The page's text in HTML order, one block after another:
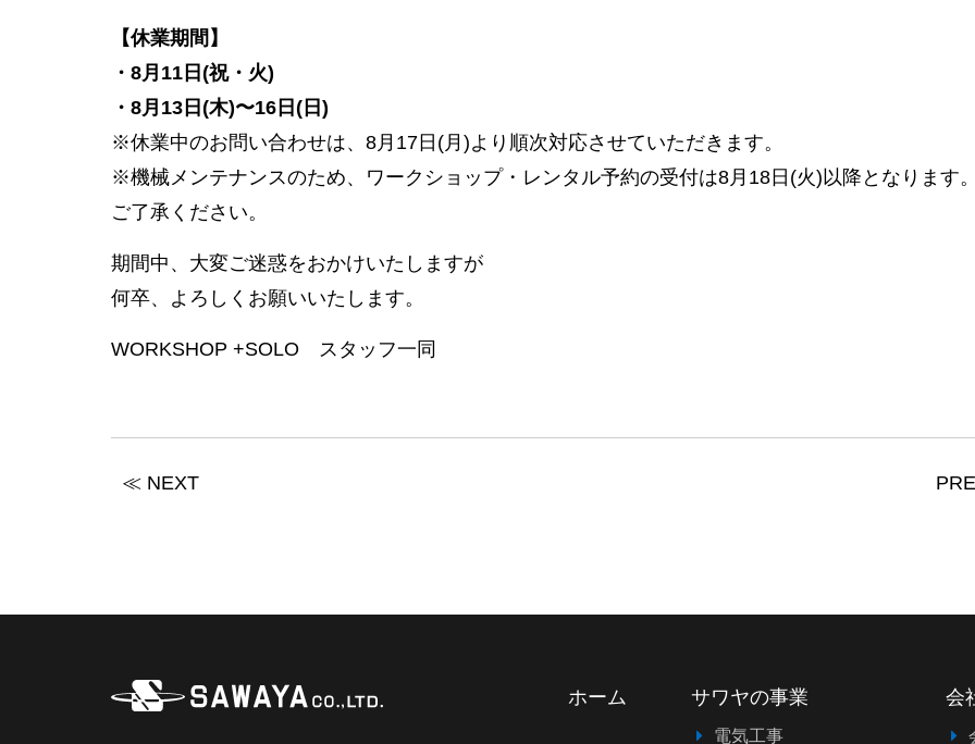
【休業期間】
・8月11日(祝・火)
・8月13日(木)〜16日(日)
※休業中のお問い合わせは、8月17日(月)より順次対応させていただきます。
※機械メンテナンスのため、ワークショップ・レンタル予約の受付は8月18日(火)以降となります
ご了承ください。
期間中、大変ご迷惑をおかけいたしますが
何卒、よろしくお願いいたします。
WORKSHOP +SOLO スタッフ一同
≪ NEXT
ホーム サワヤの事業
電気工事
会